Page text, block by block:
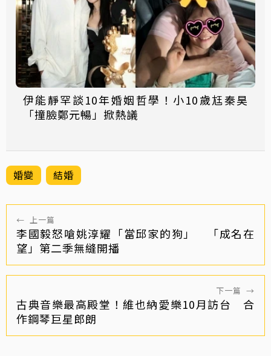
伊能靜罕談10年婚姻哲學！小10歲尪秦昊
「撞臉鄭元暢」掀熱議
婚變 結婚
← 上一篇
李國毅怒嗆姚淳耀「當邱家的狗」 「成名在
望」第二季無縫開播
下一篇 →
古典音樂最高殿堂！維也納愛樂10月訪台 合
作鋼琴巨星郎朗